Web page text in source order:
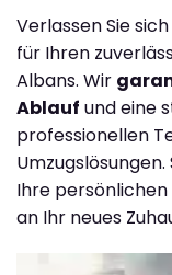
Verlassen Sie
für Ihren
Albans. Wir
Ablauf und eine
professionellen
Ihre
an Ihr neues